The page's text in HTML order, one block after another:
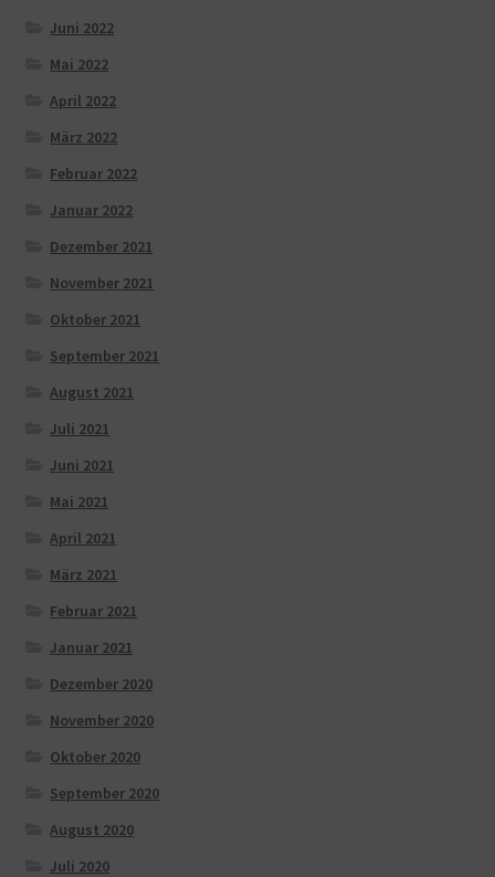
Juni 2022
Mai 2022
April 2022
März 2022
Februar 2022
Januar 2022
Dezember 2021
November 2021
Oktober 2021
September 2021
August 2021
Juli 2021
Juni 2021
Mai 2021
April 2021
März 2021
Februar 2021
Januar 2021
Dezember 2020
November 2020
Oktober 2020
September 2020
August 2020
Juli 2020